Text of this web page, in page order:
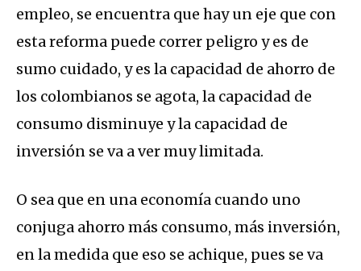
empleo, se encuentra que hay un eje que con
esta reforma puede correr peligro y es de
sumo cuidado, y es la capacidad de ahorro de
los colombianos se agota, la capacidad de
consumo disminuye y la capacidad de
inversión se va a ver muy limitada.
O sea que en una economía cuando uno
conjuga ahorro más consumo, más inversión,
en la medida que eso se achique, pues se va